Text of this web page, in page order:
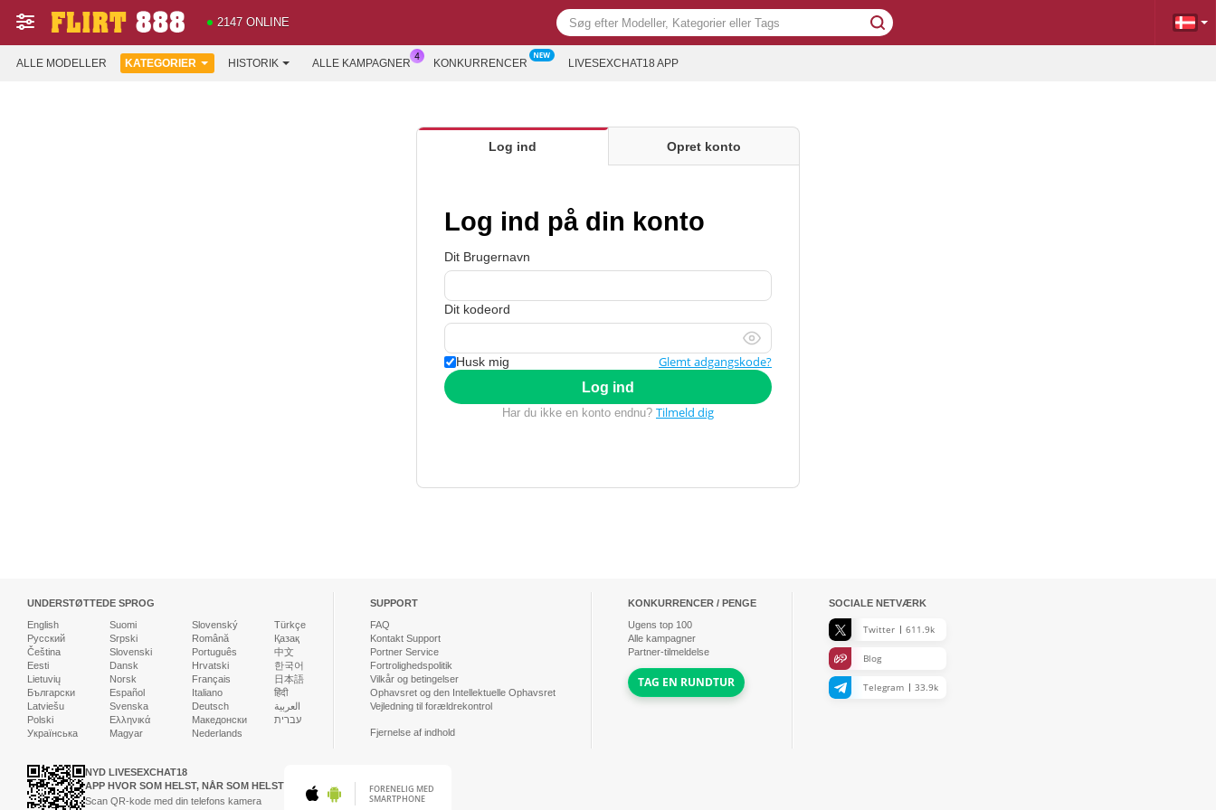
2147 ONLINE
ALLE MODELLER KATEGORIER HISTORIK ALLE KAMPAGNER KONKURRENCER LIVESEXCHAT18 APP
Log ind Opret konto
Log ind på din konto
Dit Brugernavn
Dit kodeord
Husk mig Glemt adgangskode?
Log ind
Har du ikke en konto endnu? Tilmeld dig
UNDERSTØTTEDE SPROG
English
Русский
Čeština
Eesti
Lietuvių
Български
Latviešu
Polski
Українська
Suomi
Srpski
Slovenski
Dansk
Norsk
Español
Svenska
Ελληνικά
Magyar
Slovenský
Română
Português
Hrvatski
Français
Italiano
Deutsch
Македонски
Nederlands
Türkçe
Қазақ
中文
한국어
日本語
हिंदी
العربية
עברית
SUPPORT
FAQ
Kontakt Support
Portner Service
Fortrolighedspolitik
Vilkår og betingelser
Ophavsret og den Intellektuelle Ophavsret
Vejledning til forældrekontrol
Fjernelse af indhold
KONKURRENCER / PENGE
Ugens top 100
Alle kampagner
Partner-tilmeldelse
TAG EN RUNDTUR
SOCIALE NETVÆRK
Twitter 611.9k
Blog
Telegram 33.9k
NYD LIVESEXCHAT18
APP HVOR SOM HELST, NÅR SOM HELST
Scan QR-kode med din telefons kamera
FORENELIG MED
SMARTPHONE